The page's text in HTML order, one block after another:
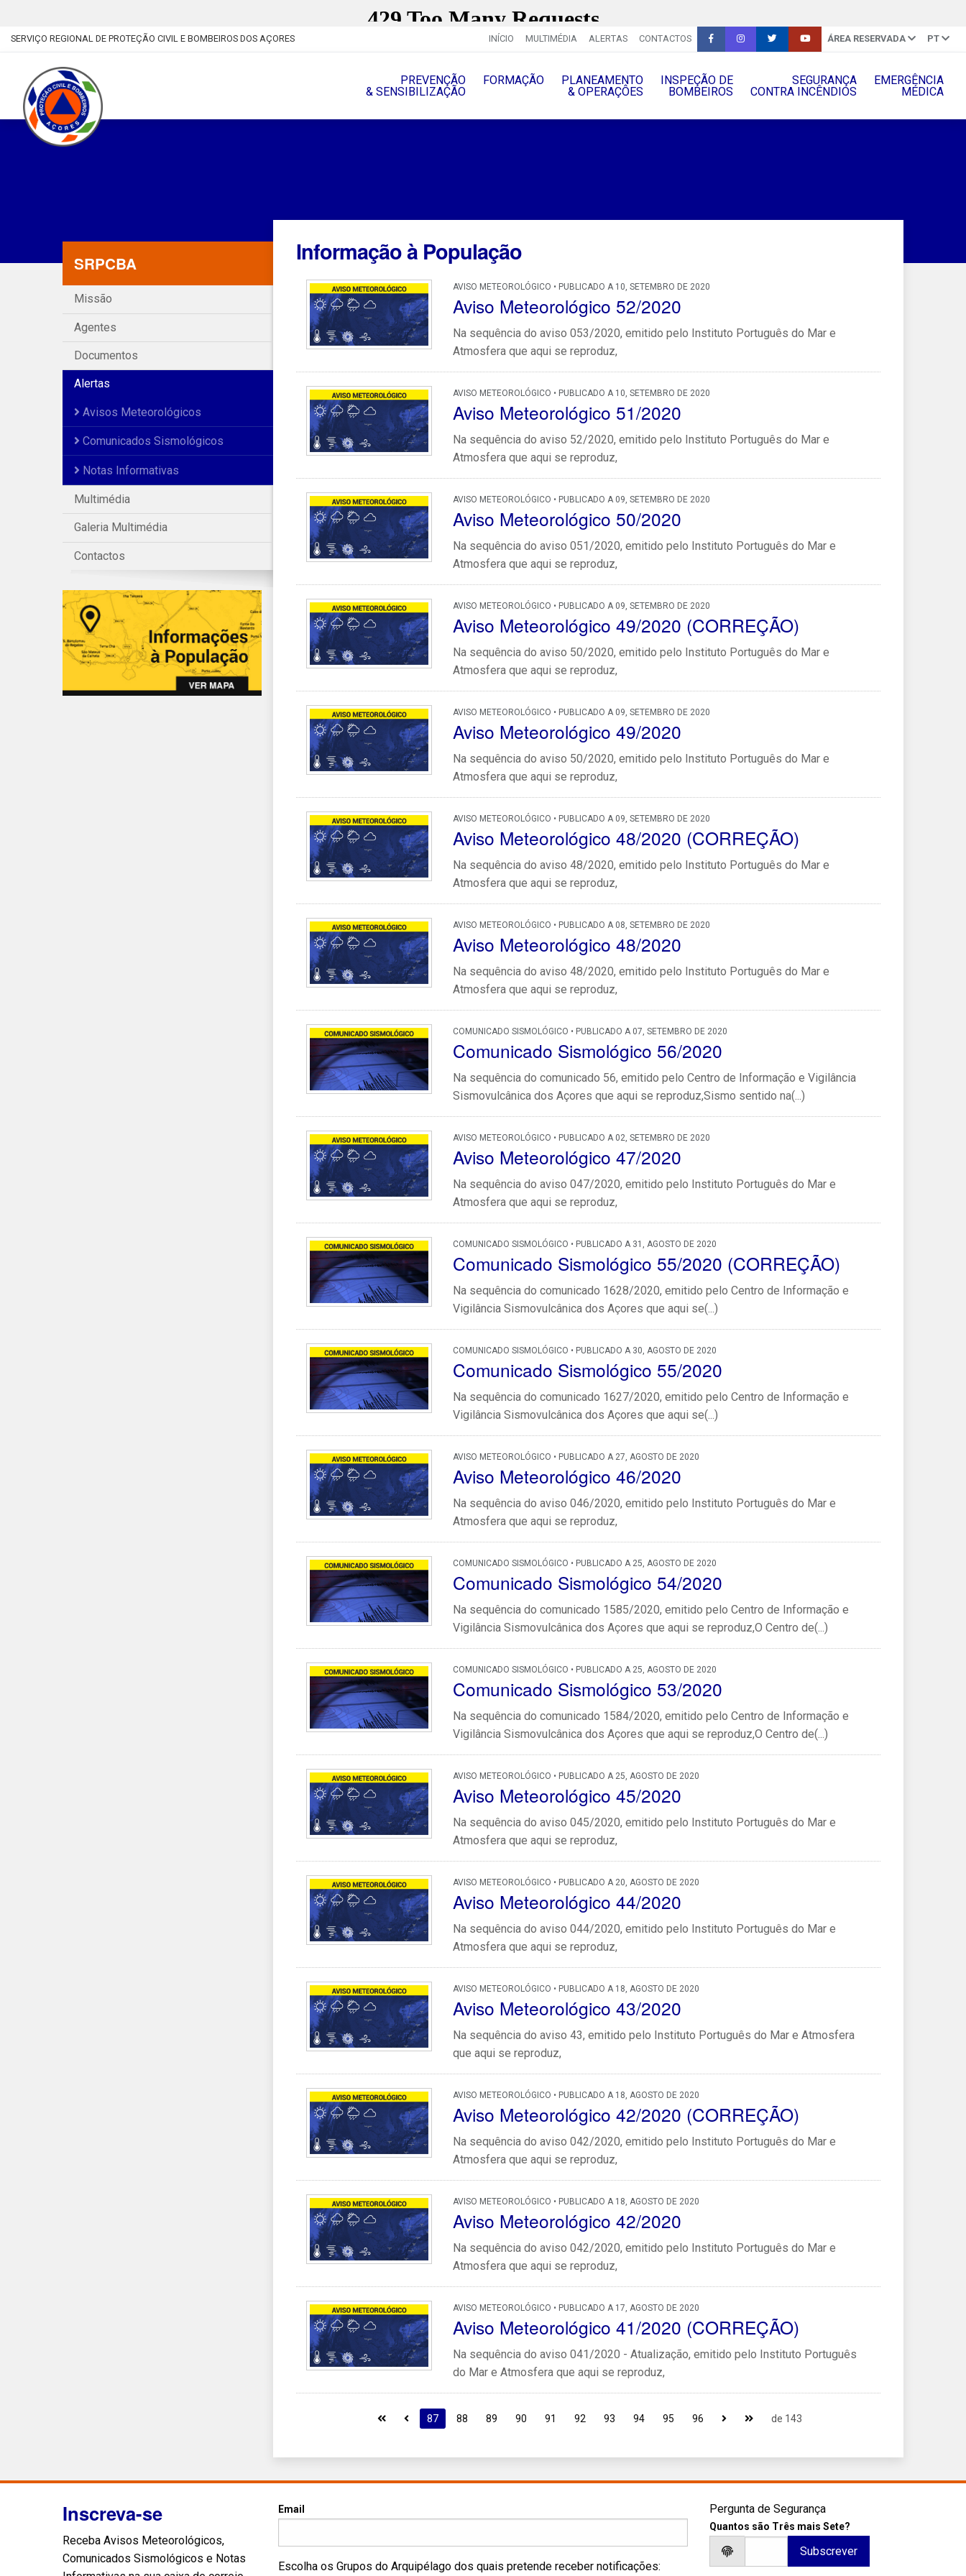
SERVIÇO REGIONAL DE PROTEÇÃO CIVIL E BOMBEIROS DOS AÇORES INÍCIO MULTIMÉDIA ALERTAS CONTACTOS ÁREA RESERVADA PT
PREVENÇÃO
& SENSIBILIZAÇÃO
FORMAÇÃO
PLANEAMENTO
& OPERAÇÔES
INSPEÇÃO DE
BOMBEIROS
SEGURANÇA
CONTRA INCÊNDIOS
EMERGÊNCIA
MÉDICA
SRPCBA
Missão
Agentes
Documentos
Alertas
Avisos Meteorológicos
Comunicados Sismológicos
Notas Informativas
Multimédia
Galeria Multimédia
Contactos
Informação à População
AVISO METEOROLÓGICO • PUBLICADO A 10, SETEMBRO DE 2020
Aviso Meteorológico 52/2020
Na sequência do aviso 053/2020, emitido pelo Instituto Português do Mar e
Atmosfera que aqui se reproduz,
AVISO METEOROLÓGICO • PUBLICADO A 10, SETEMBRO DE 2020
Aviso Meteorológico 51/2020
Na sequência do aviso 52/2020, emitido pelo Instituto Português do Mar e
Atmosfera que aqui se reproduz,
AVISO METEOROLÓGICO • PUBLICADO A 09, SETEMBRO DE 2020
Aviso Meteorológico 50/2020
Na sequência do aviso 051/2020, emitido pelo Instituto Português do Mar e
Atmosfera que aqui se reproduz,
AVISO METEOROLÓGICO • PUBLICADO A 09, SETEMBRO DE 2020
Aviso Meteorológico 49/2020 (CORREÇÃO)
Na sequência do aviso 50/2020, emitido pelo Instituto Português do Mar e
Atmosfera que aqui se reproduz,
AVISO METEOROLÓGICO • PUBLICADO A 09, SETEMBRO DE 2020
Aviso Meteorológico 49/2020
Na sequência do aviso 50/2020, emitido pelo Instituto Português do Mar e
Atmosfera que aqui se reproduz,
AVISO METEOROLÓGICO • PUBLICADO A 09, SETEMBRO DE 2020
Aviso Meteorológico 48/2020 (CORREÇÃO)
Na sequência do aviso 48/2020, emitido pelo Instituto Português do Mar e
Atmosfera que aqui se reproduz,
AVISO METEOROLÓGICO • PUBLICADO A 08, SETEMBRO DE 2020
Aviso Meteorológico 48/2020
Na sequência do aviso 48/2020, emitido pelo Instituto Português do Mar e
Atmosfera que aqui se reproduz,
COMUNICADO SISMOLÓGICO • PUBLICADO A 07, SETEMBRO DE 2020
Comunicado Sismológico 56/2020
Na sequência do comunicado 56, emitido pelo Centro de Informação e Vigilância
Sismovulcânica dos Açores que aqui se reproduz,Sismo sentido na(...)
AVISO METEOROLÓGICO • PUBLICADO A 02, SETEMBRO DE 2020
Aviso Meteorológico 47/2020
Na sequência do aviso 047/2020, emitido pelo Instituto Português do Mar e
Atmosfera que aqui se reproduz,
COMUNICADO SISMOLÓGICO • PUBLICADO A 31, AGOSTO DE 2020
Comunicado Sismológico 55/2020 (CORREÇÃO)
Na sequência do comunicado 1628/2020, emitido pelo Centro de Informação e
Vigilância Sismovulcânica dos Açores que aqui se(...)
COMUNICADO SISMOLÓGICO • PUBLICADO A 30, AGOSTO DE 2020
Comunicado Sismológico 55/2020
Na sequência do comunicado 1627/2020, emitido pelo Centro de Informação e
Vigilância Sismovulcânica dos Açores que aqui se(...)
AVISO METEOROLÓGICO • PUBLICADO A 27, AGOSTO DE 2020
Aviso Meteorológico 46/2020
Na sequência do aviso 046/2020, emitido pelo Instituto Português do Mar e
Atmosfera que aqui se reproduz,
COMUNICADO SISMOLÓGICO • PUBLICADO A 25, AGOSTO DE 2020
Comunicado Sismológico 54/2020
Na sequência do comunicado 1585/2020, emitido pelo Centro de Informação e
Vigilância Sismovulcânica dos Açores que aqui se reproduz,O Centro de(...)
COMUNICADO SISMOLÓGICO • PUBLICADO A 25, AGOSTO DE 2020
Comunicado Sismológico 53/2020
Na sequência do comunicado 1584/2020, emitido pelo Centro de Informação e
Vigilância Sismovulcânica dos Açores que aqui se reproduz,O Centro de(...)
AVISO METEOROLÓGICO • PUBLICADO A 25, AGOSTO DE 2020
Aviso Meteorológico 45/2020
Na sequência do aviso 045/2020, emitido pelo Instituto Português do Mar e
Atmosfera que aqui se reproduz,
AVISO METEOROLÓGICO • PUBLICADO A 20, AGOSTO DE 2020
Aviso Meteorológico 44/2020
Na sequência do aviso 044/2020, emitido pelo Instituto Português do Mar e
Atmosfera que aqui se reproduz,
AVISO METEOROLÓGICO • PUBLICADO A 18, AGOSTO DE 2020
Aviso Meteorológico 43/2020
Na sequência do aviso 43, emitido pelo Instituto Português do Mar e Atmosfera
que aqui se reproduz,
AVISO METEOROLÓGICO • PUBLICADO A 18, AGOSTO DE 2020
Aviso Meteorológico 42/2020 (CORREÇÃO)
Na sequência do aviso 042/2020, emitido pelo Instituto Português do Mar e
Atmosfera que aqui se reproduz,
AVISO METEOROLÓGICO • PUBLICADO A 18, AGOSTO DE 2020
Aviso Meteorológico 42/2020
Na sequência do aviso 042/2020, emitido pelo Instituto Português do Mar e
Atmosfera que aqui se reproduz,
AVISO METEOROLÓGICO • PUBLICADO A 17, AGOSTO DE 2020
Aviso Meteorológico 41/2020 (CORREÇÃO)
Na sequência do aviso 041/2020 - Atualização, emitido pelo Instituto Português
do Mar e Atmosfera que aqui se reproduz,
87 88 89 90 91 92 93 94 95 96 de 143
Inscreva-se
Receba Avisos Meteorológicos,
Comunicados Sismológicos e Notas
Email
Escolha os Grupos do Arquipélago dos quais pretende receber notificações:
Pergunta de Segurança
Quantos são Três mais Sete?